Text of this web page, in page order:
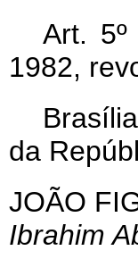
Art.
1982,
da
JOÃO
Ibrahim